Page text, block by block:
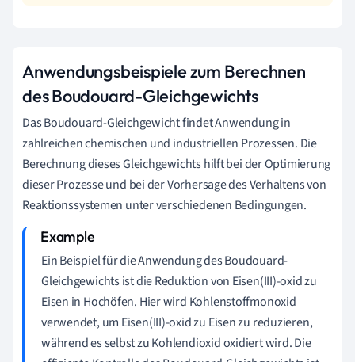
Anwendungsbeispiele zum Berechnen
des Boudouard-Gleichgewichts
Das Boudouard-Gleichgewicht findet Anwendung in
zahlreichen chemischen und industriellen Prozessen. Die
Berechnung dieses Gleichgewichts hilft bei der Optimierung
dieser Prozesse und bei der Vorhersage des Verhaltens von
Reaktionssystemen unter verschiedenen Bedingungen.
Ein Beispiel für die Anwendung des Boudouard-
Gleichgewichts ist die Reduktion von Eisen(III)-oxid zu
Eisen in Hochöfen. Hier wird Kohlenstoffmonoxid
verwendet, um Eisen(III)-oxid zu Eisen zu reduzieren,
während es selbst zu Kohlendioxid oxidiert wird. Die